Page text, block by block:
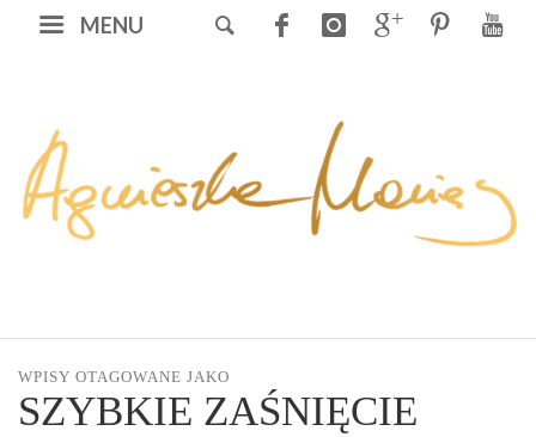
MENU
WPISY OTAGOWANE JAKO
SZYBKIE ZAŚNIĘCIE